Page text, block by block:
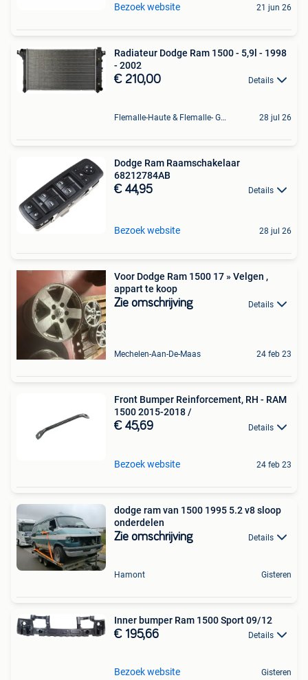
Bezoek website 21 jun 26
Radiateur Dodge Ram 1500 - 5,9l - 1998
- 2002
€ 210,00 Details
Flemalle-Haute & Flemalle- Grande & Partie Awirs 28 jul 26
Dodge Ram Raamschakelaar
68212784AB
€ 44,95 Details
Bezoek website 28 jul 26
Voor Dodge Ram 1500 17 » Velgen ,
appart te koop
Zie omschrijving Details
Mechelen-Aan-De-Maas 24 feb 23
Front Bumper Reinforcement, RH - RAM
1500 2015-2018 /
€ 45,69 Details
Bezoek website 24 feb 23
dodge ram van 1500 1995 5.2 v8 sloop
onderdelen
Zie omschrijving Details
Hamont Gisteren
Inner bumper Ram 1500 Sport 09/12
€ 195,66 Details
Bezoek website Gisteren